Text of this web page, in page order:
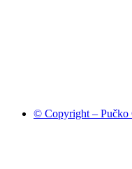
© Copyright – Pučko